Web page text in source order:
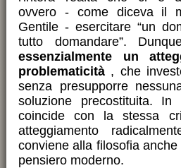
ovvero - come diceva il
Gentile - esercitare “un
tutto domandare”.
essenzialmente un
problematicità , che
senza presupporre
soluzione precostituita.
coincide con la stessa
atteggiamento
conviene alla filosofia
pensiero moderno.